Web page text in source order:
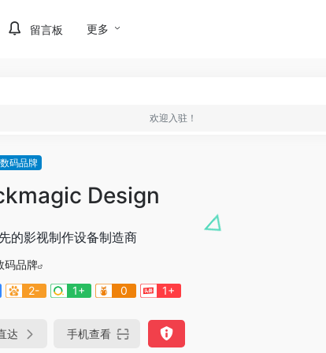
留言板 更多
欢迎入驻！
数码品牌
Design
的影视制作设备制造商
码品牌
2- 1+ 0 1+
达 手机查看